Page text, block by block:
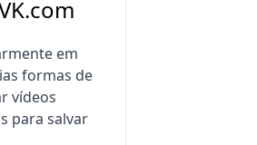
em
formas de
vídeos
para salvar